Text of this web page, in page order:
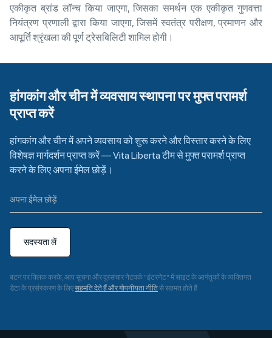
एकीकृत ब्रांड लॉन्च किया जाएगा, जिसका समर्थन एक एकीकृत गुणवत्ता
नियंत्रण प्रणाली द्वारा किया जाएगा, जिसमें स्वतंत्र परीक्षण, प्रमाणन और
आपूर्ति श्रृंखला की पूर्ण ट्रेसबिलिटी शामिल होगी।
हांगकांग और चीन में व्यवसाय स्थापना पर मुफ्त परामर्श
प्राप्त करें
हांगकांग और चीन में अपने व्यवसाय को शुरू करने और विस्तार करने के लिए
विशेषज्ञ मार्गदर्शन प्राप्त करें — Vita Liberta टीम से मुफ्त परामर्श प्राप्त
करने के लिए अपना ईमेल छोड़ें।
सदस्यता लें
बटन पर क्लिक करके, आप सूचना और दूरसंचार नेटवर्क "इंटरनेट" में साइट के आगंतुकों के व्यक्तिगत
डेटा के प्रसंस्करण के लिएसहमति देते हैं और गोपनीयता नीतिसे सहमत होते हैं